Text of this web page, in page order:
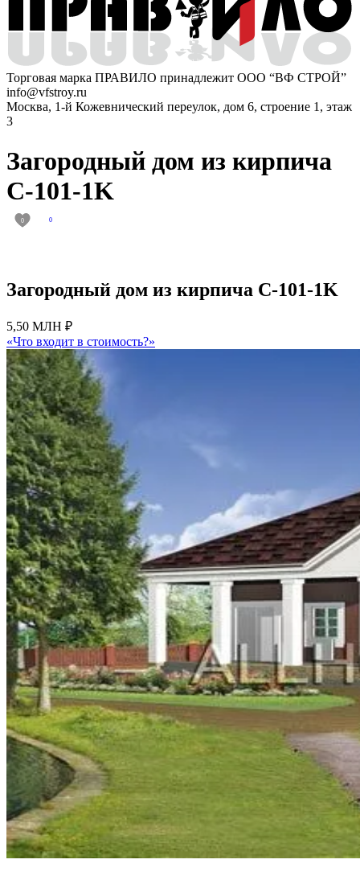
Торговая марка ПРАВИЛО принадлежит ООО “ВФ СТРОЙ”
info@vfstroy.ru
Москва, 1-й Кожевнический переулок, дом 6, строение 1, этаж
3
Загородный дом из кирпича
C-101-1K
0 0
Загородный дом из кирпича C-101-1K
5,50 МЛН ₽
«Что входит в стоимость?»